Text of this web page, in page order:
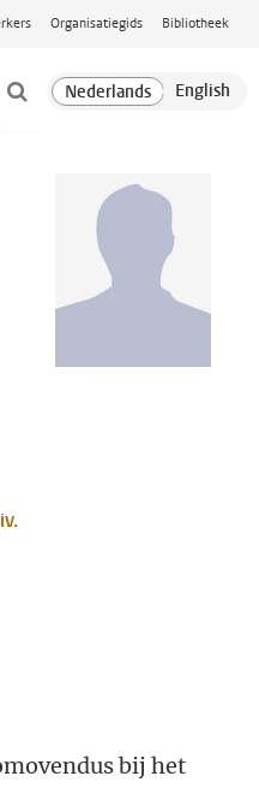
Organisatiegids Bibliotheek
bij het